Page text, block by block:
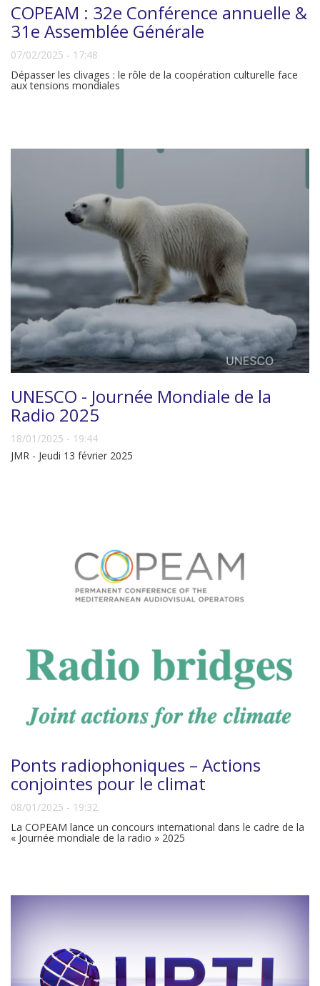
COPEAM : 32e Conférence annuelle &
31e Assemblée Générale
07/02/2025 - 17:48
Dépasser les clivages : le rôle de la coopération culturelle face
aux tensions mondiales
UNESCO - Journée Mondiale de la
Radio 2025
18/01/2025 - 19:44
JMR - Jeudi 13 février 2025
Ponts radiophoniques – Actions
conjointes pour le climat
08/01/2025 - 19:32
La COPEAM lance un concours international dans le cadre de la
« Journée mondiale de la radio » 2025